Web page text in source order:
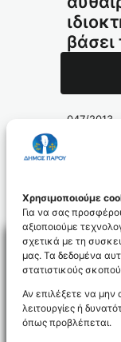
Χρησιμοποιούμε
Για να σας
αξιοποιούμε
σχετικά με τη
μας. Τα δεδομένα
στατιστικούς
Αν επιλέξετε να μην
λειτουργίες ή
όπως προβλέπεται.
047/2013